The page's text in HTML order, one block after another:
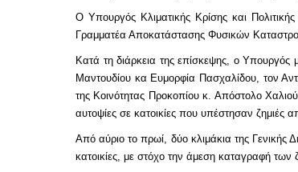
Ο Υπουργός Κλιματικής Κρίσης και
Γραμματέα Αποκατάστασης Φυσικών
Κατά τη διάρκεια της επίσκεψης, ο Υπουργός
Μαντουδίου κα Ευμορφία Πασχαλίδου, τον
της Κοινότητας Προκοπίου κ. Απόστολο
αυτοψίες σε κατοικίες που υπέστησαν ζημιές
Από αύριο το πρωί, δύο κλιμάκια της
κατοικίες, με στόχο την άμεση καταγραφή